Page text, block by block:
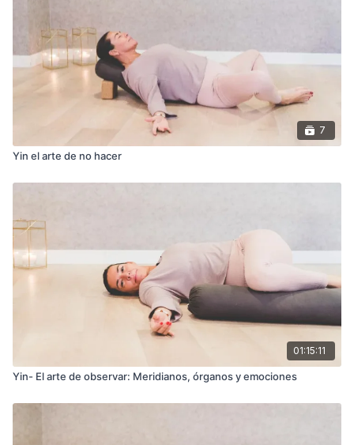
felicidad.
7
Yin el arte de no hacer
01:15:11
Yin- El arte de observar: Meridianos, órganos y emociones